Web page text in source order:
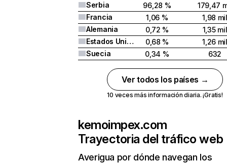
Serbia
96,28 %
179,47
Francia
1,06 %
1,98 mil
Alemania
0,72 %
1,35 mil
Estados Unidos
0,68 %
1,26 mil
Suecia
0,34 % 632
Ver todos los países →
10 veces más información diaria. ¡Gratis!
kemoimpex.com
Trayectoria del tráfico web
Averigua por dónde navegan los